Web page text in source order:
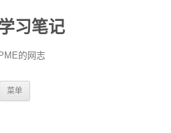
习笔记
的网志
菜单